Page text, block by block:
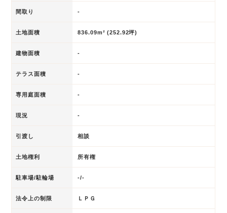
間取り -
土地面積 836.09m² (252.92坪)
建物面積 -
テラス面積 -
専用庭面積 -
現況 -
引渡し 相談
土地権利 所有権
駐車場/駐輪場 -/-
法令上の制限 ＬＰＧ